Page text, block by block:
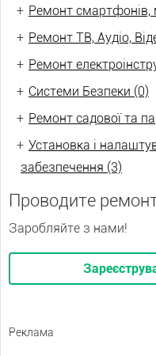
+ Ремонт смартфонів,
+ Ремонт ТВ, Аудіо,
+ Ремонт
+ Системи Безпеки (0)
+ Ремонт садової та
+ Установка і
забезпечення (3)
Проводите
Заробляйте з нами!
Реклама